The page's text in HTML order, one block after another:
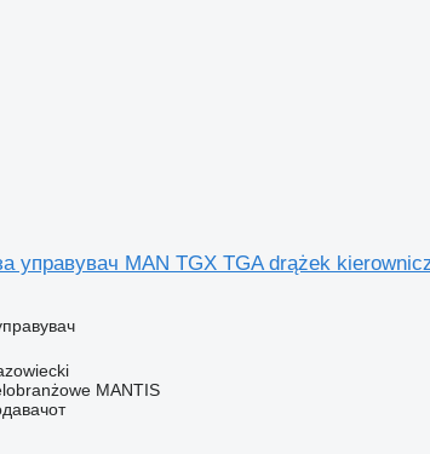
управувач MAN TGX TGA drążek
MANTIS